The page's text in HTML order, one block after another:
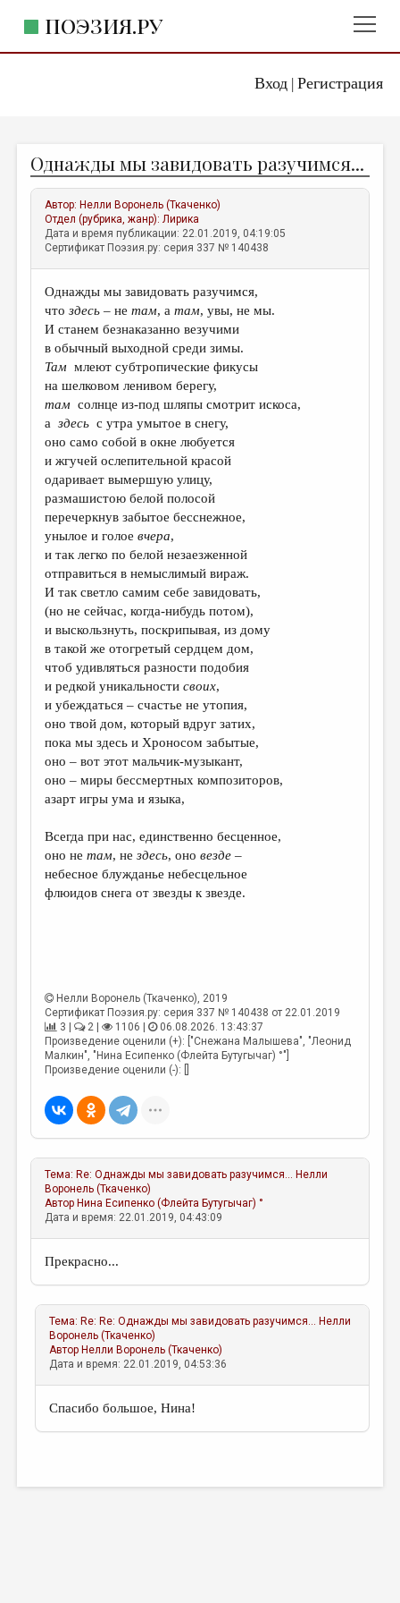
Вход| Регистрация
ПОЭЗИЯ.РУ
ЖАНРЫ
АВТОРЫ
КОММЕНТАРИИ
ЛИТСАЛОН
НОВОСТИ
ПРАВИЛА САЙТА
ОТДЕЛЫ И РУБРИКИ
ИЗБРАННОЕ
ДАЙДЖЕСТ
ПРОИЗВЕДЕНИЯ
ПЕРЕВОДЫ
КОНКУРСЫ
ДЕТСКАЯ КОМНАТА
КНИЖНАЯ ПОЛКА
ОБЗОР ЛИТЕРАТУРЫ
СТРАНИЦЫ ПАМЯТИ
ОБЪЯВЛЕНИЯ
КОЛОНКА РЕДАКТОРА
РЕДКОЛЛЕГИЯ
ОТ РЕДАКЦИИ
МАЛАЯ ПРОЗА
ЭССЕИСТИКА
ЛИТЕРАТУРОВЕДЕНИЕ
КУЛЬТУРОВЕДЕНИЕ
ЦИКЛЫ ПУБЛИКАЦИЙ
ТРЕДИАКОВСКИЙ
МЕДИА
Однажды мы завидовать разучимся...
Автор: Нелли Воронель (Ткаченко)
Отдел (рубрика, жанр):Лирика
Дата и время публикации: 22.01.2019, 04:19:05
Сертификат Поэзия.ру: серия 337 № 140438
Однажды мы завидовать разучимся,
чтоздесь – нетам, атам, увы, не мы.
И станем безнаказанно везучими
в обычный выходной среди зимы.
Там млеют субтропические фикусы
на шелковом ленивом берегу,
там солнце из-под шляпы смотрит искоса,
аздесь с утра умытое в снегу,
оно само собой в окне любуется
и жгучей ослепительной красой
одаривает вымершую улицу,
размашистою белой полосой
перечеркнув забытое бесснежное,
унылое и голоевчера,
и так легко по белой незаезженной
отправиться в немыслимый вираж.
И так светло самим себе завидовать,
(но не сейчас, когда-нибудь потом),
и выскользнуть, поскрипывая, из дому
в такой же отогретый сердцем дом,
чтоб удивляться разности подобия
и редкой уникальностисвоих,
и убеждаться – счастье не утопия,
оно твой дом, который вдруг затих,
пока мы здесь и Хроносом забытые,
оно – вот этот мальчик-музыкант,
оно – миры бессмертных композиторов,
азарт игры ума и языка,
Всегда при нас, единственно бесценное,
оно нетам, нездесь, оновезде –
небесное блужданье небесцельное
флюидов снега от звезды к звезде.
Нелли Воронель (Ткаченко), 2019
Сертификат Поэзия.ру: серия 337 № 140438 от 22.01.2019
3 |
2 | 1106 |
06.08.2026. 13:43:37
Произведение оценили (+): ["Снежана Малышева", "Леонид
Малкин", "Нина Есипенко (Флейта Бутугычаг) °"]
Произведение оценили (-): []
Тема: Re: Однажды мы завидовать разучимся... Нелли
Воронель (Ткаченко)
Автор Нина Есипенко (Флейта Бутугычаг) °
Дата и время: 22.01.2019, 04:43:09
Прекрасно...
Тема: Re: Re: Однажды мы завидовать разучимся... Нелли
Воронель (Ткаченко)
Автор Нелли Воронель (Ткаченко)
Дата и время: 22.01.2019, 04:53:36
Спасибо большое, Нина!